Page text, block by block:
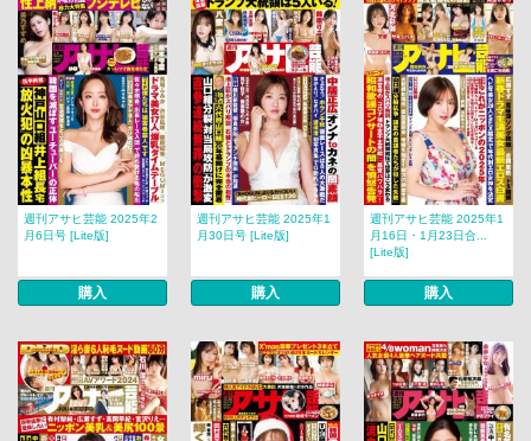
週刊アサヒ芸能 2025年2
月6日号 [Lite版]
購入
週刊アサヒ芸能 2025年1
月30日号 [Lite版]
購入
週刊アサヒ芸能 2025年1
月16日・1月23日合...
[Lite版]
購入